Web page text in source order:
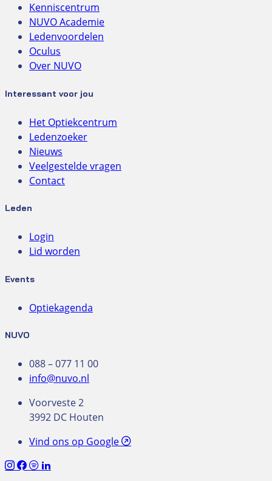
Kenniscentrum
NUVO Academie
Ledenvoordelen
Oculus
Over NUVO
Interessant voor jou
Het Optiekcentrum
Ledenzoeker
Nieuws
Veelgestelde vragen
Contact
Leden
Login
Lid worden
Events
Optiekagenda
NUVO
088 – 077 11 00
info@nuvo.nl
Voorveste 2
3992 DC Houten
Vind ons op Google